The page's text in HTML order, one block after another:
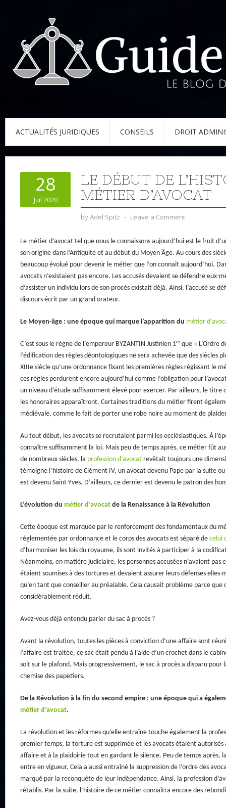
ACTUALITÉS JURIDIQUES CONSEILS DROIT
28
Juil 2020
LE DÉBUT DE
MÉTIER D’AVOCAT
byAdel Spitz ⋅ Leave a Comment
Le métier d’avocat tel que nous le connaissons aujourd’hui est le fruit
son origine dans l’Antiquité et au début du Moyen Âge. Au cours des
beaucoup évolué pour devenir le métier que l’on connaît aujourd’hui.
avocats n’existaient pas encore. Les accusés devaient se défendre eux-
d’assister un individu lors de son procès existait déjà. Ainsi, l’accusé se
discours écrit par un grand orateur.
Le Moyen-âge : une époque qui marque l’apparition du métier
C’est sous le règne de l’empereur BYZANTIN Justinien 1er que « L’Ordre
l’édification des règles déontologiques ne sera achevée que des siècles
XIIIe siècle qu’une ordonnance fixant les premières règles régissant le
ces règles perdurent encore aujourd’hui comme l’obligation pour
un niveau d’étude suffisamment élevé pour exercer. Par ailleurs, le
les honoraires apparaîtront. Certaines traditions du métier firent
médiévale, comme le fait de porter une robe noire au moment de
Au tout début, les avocats se recrutaient parmi les ecclésiastiques. À
connaître suffisamment la loi. Mais peu de temps après, ce métier fût
de nombreux siècles, la profession d’avocat revêtait toujours une
témoigne l’histoire de Clément IV, un avocat devenu Pape par la suite
est devenu Saint-Yves. D’ailleurs, ce dernier est devenu le patron des
L’évolution du métier d’avocat de la Renaissance à la Révolution
Cette époque est marquée par le renforcement des fondamentaux du
réglementée par ordonnance et le corps des avocats est séparé de celui
d’harmoniser les lois du royaume, ils sont invités à participer à la
Néanmoins, en matière judiciaire, les personnes accusées n’avaient pas
étaient soumises à des tortures et devaient assurer leurs défenses elles-
qu’en tant que conseiller au préalable. Cela causait problème parce
considérablement réduit.
Avez-vous déjà entendu parler du sac à procès ?
Avant la révolution, toutes les pièces à conviction d’une affaire sont
l’affaire est traitée, ce sac était pendu à l’aide d’un crochet dans le
soit sur le plafond. Mais progressivement, le sac à procès a disparu pour
chemise des papetiers.
De la Révolution à la fin du second empire : une époque qui a
métier d’avocat.
La révolution et les réformes qu’elle entraîne touche également la
premier temps, la torture est supprimée et les avocats étaient autorisés
affaire et à la plaidoirie tout en gardant le silence. Peu de temps après,
entre en vigueur. Cela a aussi entraîné la suppression de l’ordre des
marqué par la reconquête de leur indépendance. Ainsi, la profession
rétablis. Par la suite, l’histoire de ce métier connaîtra encore des